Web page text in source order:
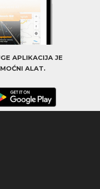
APLIKACIJA JE
ALAT.